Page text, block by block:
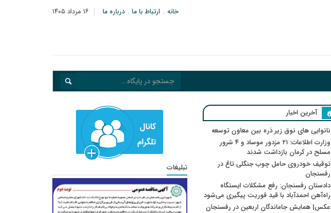
۱۶ مرداد ۱۴۰۵ خانه ارتباط با ما درباره ما
آخرین اخبار
نانوایی های نوق زیر ذره بین معاون توسعه
وزارت اطلاعات: ۲۱ مزدور موساد و ۴ شرور
مسلح در کرمان بازداشت شدند
توقیف خودروی حامل چوب جنگلی تاغ در
رفسنجان
دادستان رفسنجان: رفع مشکلات ایستگاه
راه‌آهن احمدآباد با قید فوریت پیگیری می‌شود
عکس| همایش جاماندگان اربعین در رفسنجان
تبلیغات